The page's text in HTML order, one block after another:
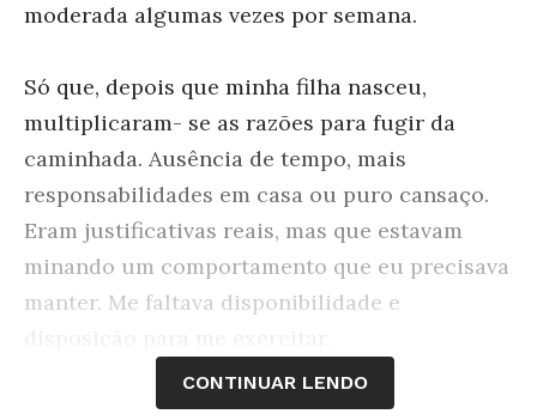
moderada algumas vezes por semana.
Só que, depois que minha filha nasceu,
multiplicaram- se as razões para fugir da
caminhada. Ausência de tempo, mais
responsabilidades em casa ou puro cansaço.
Eram justificativas reais, mas que estavam
minando um comportamento que eu precisava
manter. Me faltava disponibilidade e
Encontrei alternativas no livroMelhor do Que
CONTINUAR LENDO